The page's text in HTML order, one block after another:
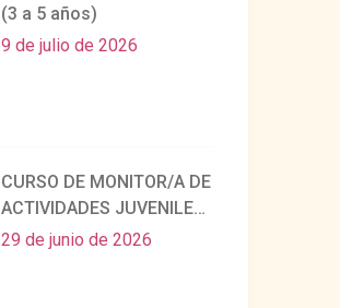
(3 a 5 años)
9 de julio de 2026
CURSO DE MONITOR/A DE
ACTIVIDADES JUVENILES
EN AGOSTO
29 de junio de 2026